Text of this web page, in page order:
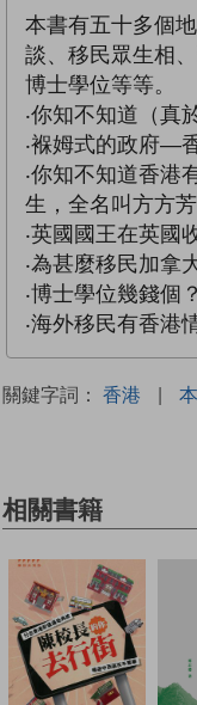
本書有五十多個
談、移民眾生相
博士學位等等。
‧你知不知道（真
‧褓姆式的政府—
‧你知不知道香港
生，全名叫方方芳
‧英國國王在英國
‧為甚麼移民加拿
‧博士學位幾錢個
‧海外移民有香港
關鍵字詞： 香港 |
相關書籍